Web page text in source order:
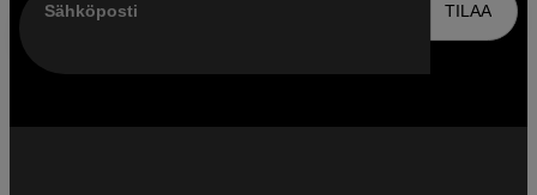
Sähköposti TILAA